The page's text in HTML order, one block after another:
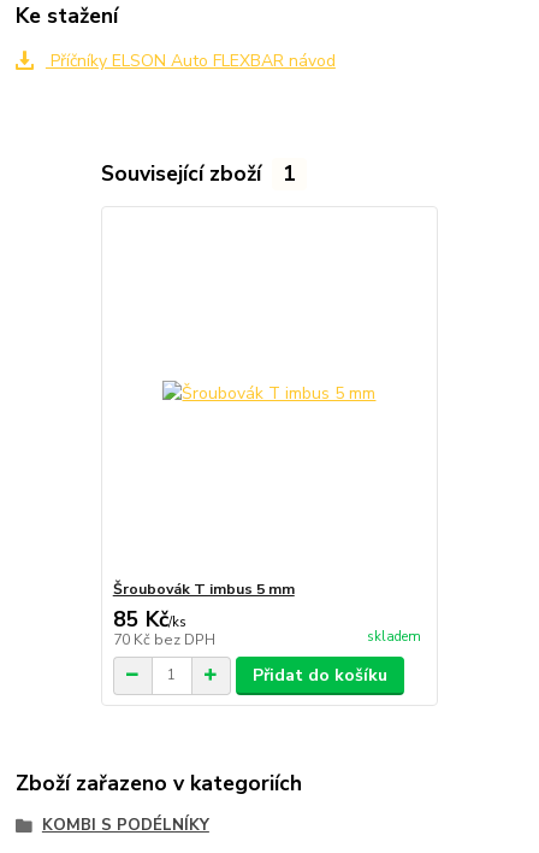
Ke stažení
Příčníky ELSON Auto FLEXBAR návod
Související zboží 1
Šroubovák T imbus 5 mm
85 Kč/ks
70 Kč bez DPH skladem
Přidat do košíku
Zboží zařazeno v kategoriích
KOMBI S PODÉLNÍKY